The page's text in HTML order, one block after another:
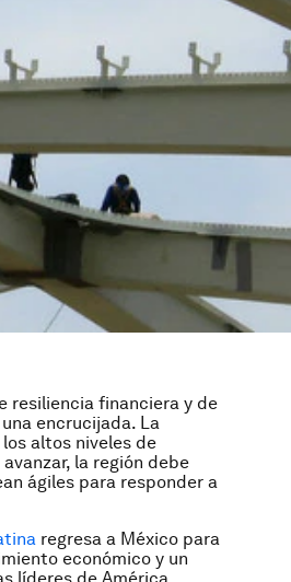
resiliencia financiera y de
encrucijada. La
altos niveles de
la región debe
ágiles para responder a
regresa a México para
económico y un